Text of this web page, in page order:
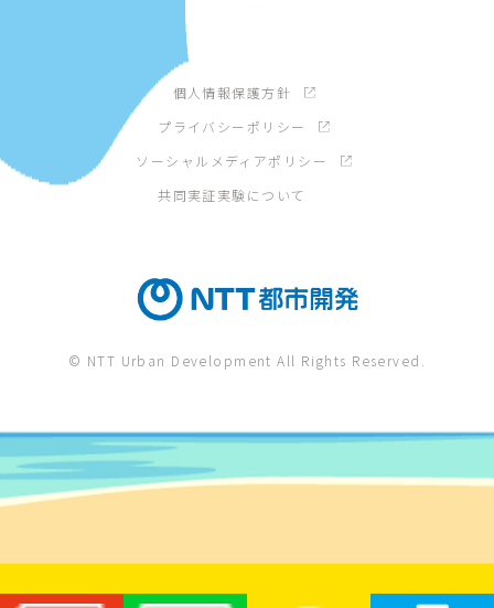
個人情報保護方針
プライバシーポリシー
ソーシャルメディアポリシー
共同実証実験について
© NTT Urban Development All Rights Reserved.